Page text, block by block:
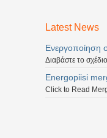
Latest News
Ενεργοποίηση
Διαβάστε το
Energopiisi
Click to Read